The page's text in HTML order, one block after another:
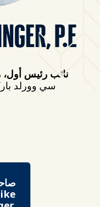
P.E.
نائب رئيس أول،
سي وورلد